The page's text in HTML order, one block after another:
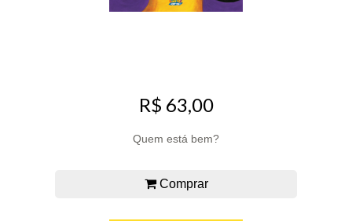
R$ 63,00
Quem está bem?
Comprar